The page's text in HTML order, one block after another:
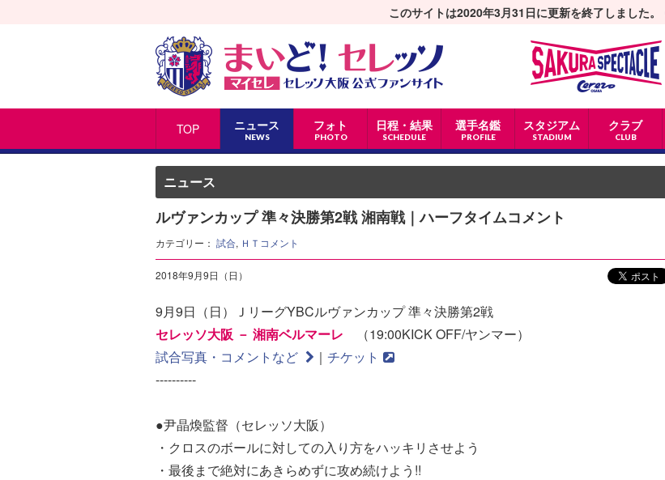
TOP ニュース
NEWS
フォト
PHOTO
日程・結果
SCHEDULE
選手名鑑
PROFILE
スタジアム
STADIUM
クラブ
CLUB
このサイトは2020年3月31日に更新を終了しました。
ニュース
ルヴァンカップ 準々決勝第2戦 湘南戦｜ハーフタイムコメント
カテゴリー： 試合, ＨＴコメント
2018年9月9日（日）
9月9日（日）ＪリーグYBCルヴァンカップ 準々決勝第2戦
セレッソ大阪 － 湘南ベルマーレ （19:00KICK OFF/ヤンマー）
試合写真・コメントなど
｜ チケット
----------
●尹晶煥監督（セレッソ大阪）
・クロスのボールに対しての入り方をハッキリさせよう
・最後まで絶対にあきらめずに攻め続けよう!!